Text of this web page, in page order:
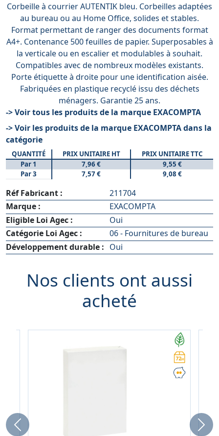
Corbeille à courrier AUTENTIK bleu. Corbeilles adaptées
au bureau ou au Home Office, solides et stables.
Format permettant de ranger des documents format
A4+. Contenance 500 feuilles de papier. Superposables à
la verticale ou en escalier et modulables à souhait.
Compatibles avec de nombreux modèles existants.
Porte étiquette à droite pour une identification aisée.
Fabriquées en plastique recyclé issu des déchets
ménagers. Garantie 25 ans.
-> Voir tous les produits de la marque EXACOMPTA
-> Voir les produits de la marque EXACOMPTA dans la
catégorie
QUANTITÉ PRIX UNITAIRE HT
PRIX UNITAIRE TTC
Par 1
7,96 €
9,55 €
Par 3
7,57 € 9,08 €
Réf Fabricant :
211704
Marque :
EXACOMPTA
Eligible Loi Agec :
Oui
Catégorie Loi Agec :
06 - Fournitures de bureau
Développement durable : Oui
Nos clients ont aussi
acheté
Previous Next